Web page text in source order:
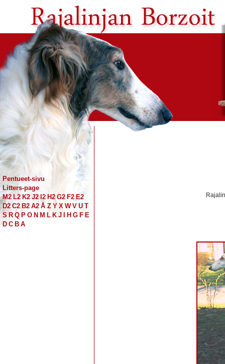
Pentueet-sivu
Litters-page
M2 L2 K2 J2 I2 H2 G2 F2 E2
D2 C2 B2 A2 Å Z Y X W V U T
S R Q P O N M L K J H G F E
D C B A